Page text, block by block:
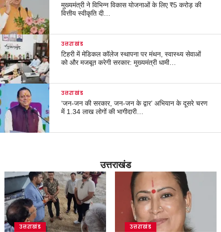
मुख्यमंत्री ने विभिन्न विकास योजनाओं के लिए ₹5 करोड़ की
वित्तीय स्वीकृति दी…
उत्तराखंड
टिहरी में मेडिकल कॉलेज स्थापना पर मंथन, स्वास्थ्य सेवाओं
को और मजबूत करेगी सरकार: मुख्यमंत्री धामी…
उत्तराखंड
‘जन-जन की सरकार, जन-जन के द्वार’ अभियान के दूसरे चरण
में 1.34 लाख लोगों की भागीदारी…
उत्तराखंड
उत्तराखंड उत्तराखंड